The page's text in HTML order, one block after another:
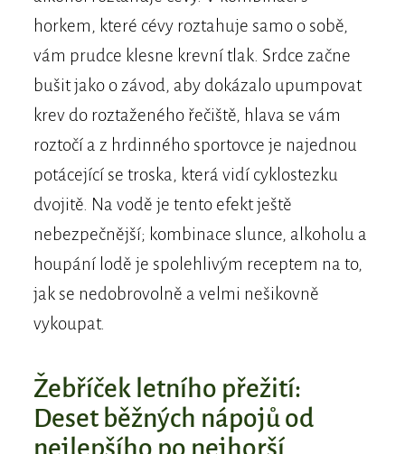
horkem, které cévy roztahuje samo o sobě,
vám prudce klesne krevní tlak. Srdce začne
bušit jako o závod, aby dokázalo upumpovat
krev do roztaženého řečiště, hlava se vám
roztočí a z hrdinného sportovce je najednou
potácející se troska, která vidí cyklostezku
dvojitě. Na vodě je tento efekt ještě
nebezpečnější; kombinace slunce, alkoholu a
houpání lodě je spolehlivým receptem na to,
jak se nedobrovolně a velmi nešikovně
vykoupat.
Žebříček letního přežití:
Deset běžných nápojů od